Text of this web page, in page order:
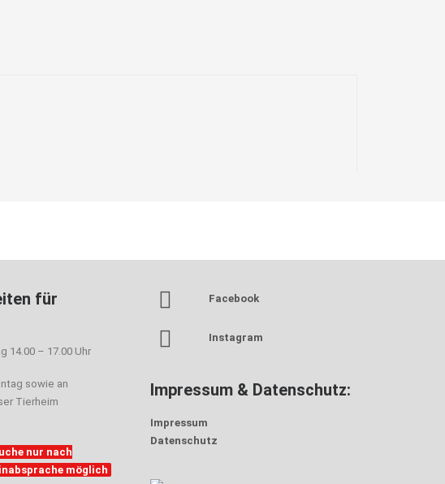
für
14.00 – 17.00 Uhr
sowie an
Tierheim
nur nach
möglich
Facebook
Instagram
Impressum & Datenschutz:
Impressum
Datenschutz